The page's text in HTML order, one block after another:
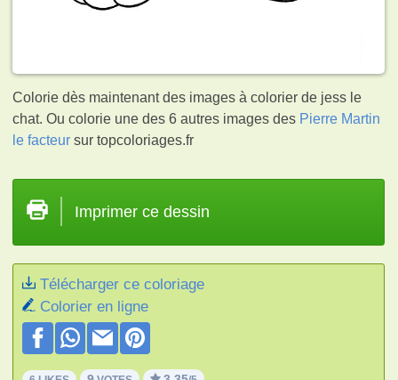
Colorie dès maintenant des images à colorier de jess le
chat. Ou colorie une des 6 autres images des Pierre Martin
le facteur sur topcoloriages.fr
Imprimer ce dessin
Télécharger ce coloriage
Colorier en ligne